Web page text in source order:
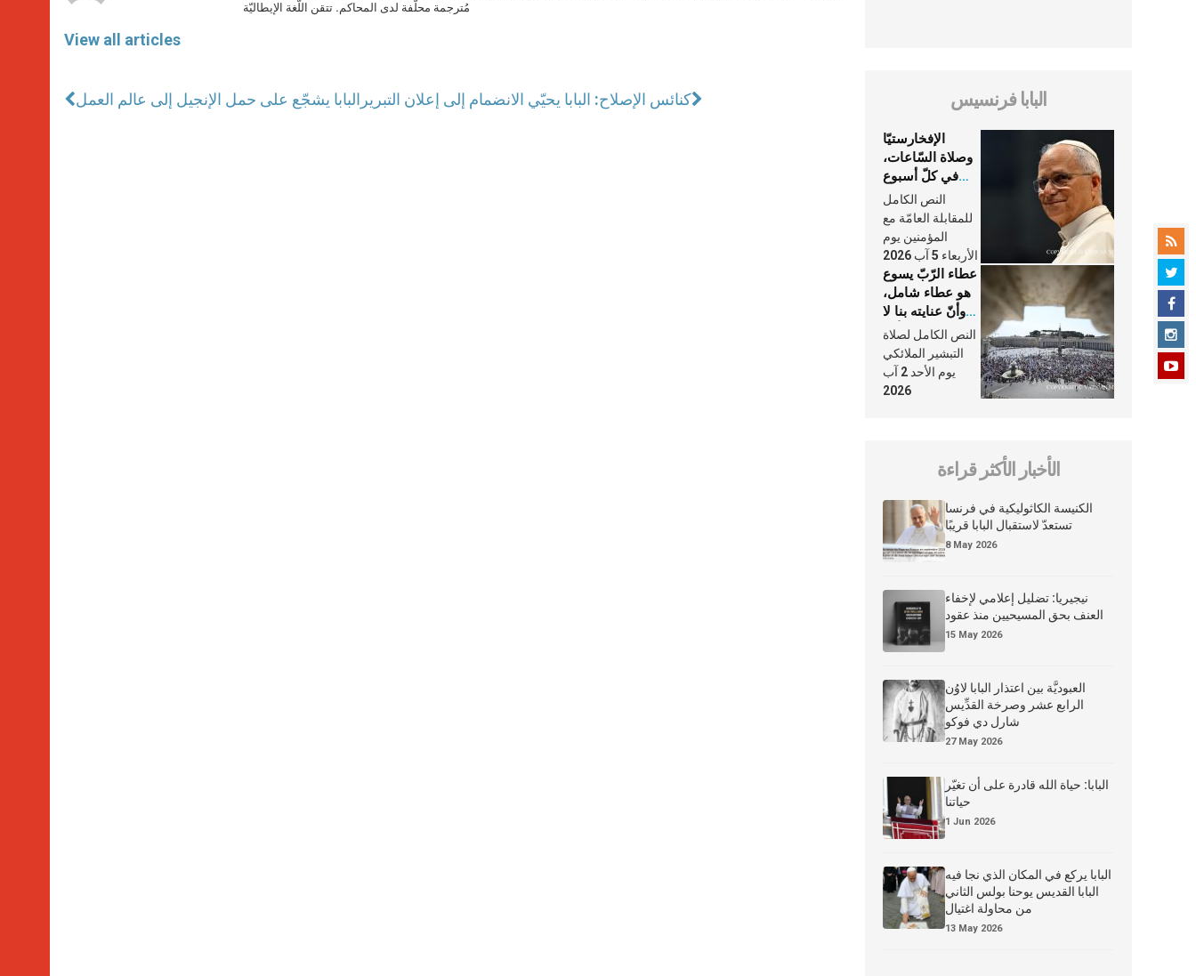
View all articles
مُترجمة محلَّفة لدى المحاكم. تتقن اللّغة الإيطاليّة
البابا يشجّع على حمل الإنجيل إلى عالم العمل كنائس الإصلاح: البابا يحيّي الانضمام إلى إعلان التبرير البابا فرنسيس
الإفخارستيّا
وصلاة السّاعات،
في كلّ أسبوع
وكلّ يوم، هما
النَّفَس في حياة
الكنيسة
النص الكامل
للمقابلة العامّة مع
المؤمنين يوم
الأربعاء 5 آب 2026
عطاء الرّبّ يسوع
هو عطاء شامل،
وأنّ عنايته بنا لا
تغيب عنّا أبدًا
النص الكامل لصلاة
التبشير الملائكي
يوم الأحد 2 آب
2026
الأخبار الأكثر قراءة
الكنيسة الكاثوليكية في فرنسا
تستعدّ لاستقبال البابا قريبًا
8 May 2026
نيجيريا: تضليل إعلامي لإخفاء
العنف بحق المسيحيين منذ عقود
15 May 2026
العبوديَّة بين اعتذار البابا لاوُن
الرابع عشر وصرخة القدِّيس
شارل دي فوكو
27 May 2026
البابا: حياة الله قادرة على أن تغيّر
حياتنا
1 Jun 2026
البابا يركع في المكان الذي نجا فيه
البابا القديس يوحنا بولس الثاني
من محاولة اغتيال
13 May 2026